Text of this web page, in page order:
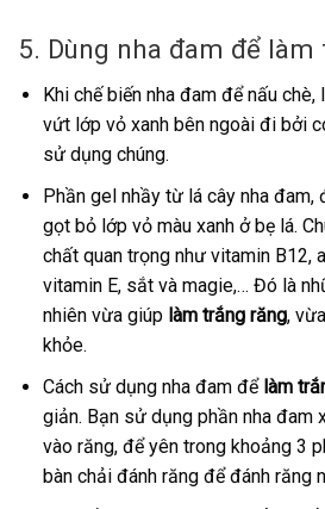
5. Dùng nha đam để làm
Khi chế biến nha đam để nấu chè,
vứt lớp vỏ xanh bên ngoài đi bởi
sử dụng chúng.
Phần gel nhầy từ lá cây nha đam,
gọt bỏ lớp vỏ màu xanh ở bẹ lá.
chất quan trọng như vitamin B12,
vitamin E, sắt và magie,… Đó là
nhiên vừa giúp làm trắng răng,
khỏe.
Cách sử dụng nha đam để làm
giản. Bạn sử dụng phần nha đam
vào răng, để yên trong khoảng 3
bàn chải đánh răng để đánh răng